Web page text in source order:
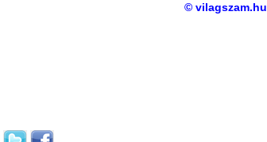
© vilagszam.hu